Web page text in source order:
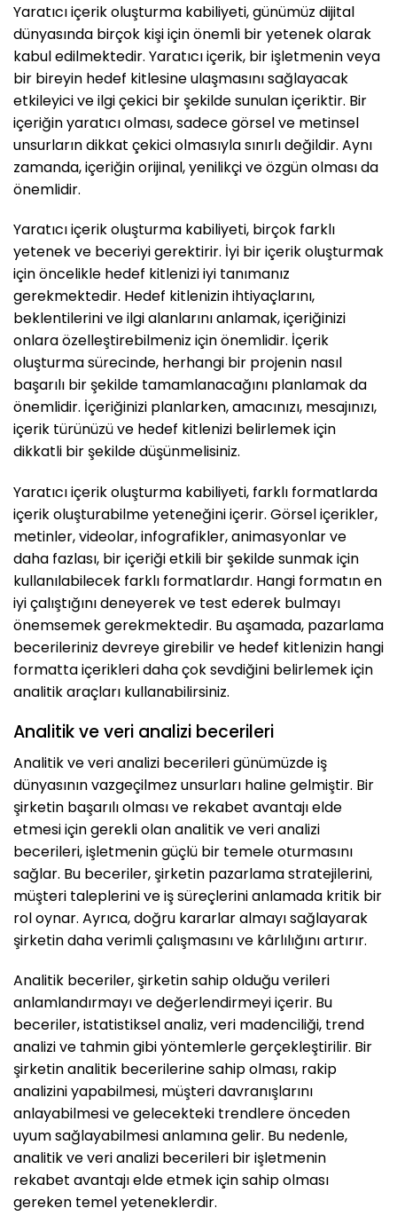
Yaratıcı içerik oluşturma kabiliyeti, günümüz dijital
dünyasında birçok kişi için önemli bir yetenek olarak
kabul edilmektedir. Yaratıcı içerik, bir işletmenin veya
bir bireyin hedef kitlesine ulaşmasını sağlayacak
etkileyici ve ilgi çekici bir şekilde sunulan içeriktir. Bir
içeriğin yaratıcı olması, sadece görsel ve metinsel
unsurların dikkat çekici olmasıyla sınırlı değildir. Aynı
zamanda, içeriğin orijinal, yenilikçi ve özgün olması da
önemlidir.
Yaratıcı içerik oluşturma kabiliyeti, birçok farklı
yetenek ve beceriyi gerektirir. İyi bir içerik oluşturmak
için öncelikle hedef kitlenizi iyi tanımanız
gerekmektedir. Hedef kitlenizin ihtiyaçlarını,
beklentilerini ve ilgi alanlarını anlamak, içeriğinizi
onlara özelleştirebilmeniz için önemlidir. İçerik
oluşturma sürecinde, herhangi bir projenin nasıl
başarılı bir şekilde tamamlanacağını planlamak da
önemlidir. İçeriğinizi planlarken, amacınızı, mesajınızı,
içerik türünüzü ve hedef kitlenizi belirlemek için
dikkatli bir şekilde düşünmelisiniz.
Yaratıcı içerik oluşturma kabiliyeti, farklı formatlarda
içerik oluşturabilme yeteneğini içerir. Görsel içerikler,
metinler, videolar, infografikler, animasyonlar ve
daha fazlası, bir içeriği etkili bir şekilde sunmak için
kullanılabilecek farklı formatlardır. Hangi formatın en
iyi çalıştığını deneyerek ve test ederek bulmayı
önemsemek gerekmektedir. Bu aşamada, pazarlama
becerileriniz devreye girebilir ve hedef kitlenizin hangi
formatta içerikleri daha çok sevdiğini belirlemek için
analitik araçları kullanabilirsiniz.
Analitik ve veri analizi becerileri
Analitik ve veri analizi becerileri günümüzde iş
dünyasının vazgeçilmez unsurları haline gelmiştir. Bir
şirketin başarılı olması ve rekabet avantajı elde
etmesi için gerekli olan analitik ve veri analizi
becerileri, işletmenin güçlü bir temele oturmasını
sağlar. Bu beceriler, şirketin pazarlama stratejilerini,
müşteri taleplerini ve iş süreçlerini anlamada kritik bir
rol oynar. Ayrıca, doğru kararlar almayı sağlayarak
şirketin daha verimli çalışmasını ve kârlılığını artırır.
Analitik beceriler, şirketin sahip olduğu verileri
anlamlandırmayı ve değerlendirmeyi içerir. Bu
beceriler, istatistiksel analiz, veri madenciliği, trend
analizi ve tahmin gibi yöntemlerle gerçekleştirilir. Bir
şirketin analitik becerilerine sahip olması, rakip
analizini yapabilmesi, müşteri davranışlarını
anlayabilmesi ve gelecekteki trendlere önceden
uyum sağlayabilmesi anlamına gelir. Bu nedenle,
analitik ve veri analizi becerileri bir işletmenin
rekabet avantajı elde etmek için sahip olması
gereken temel yeteneklerdir.